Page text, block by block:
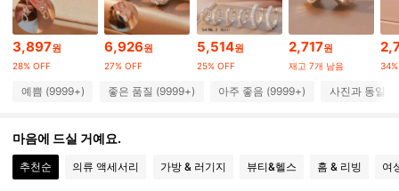
4.93 120K 팔로워
120K 팔로워
3,897원
28% OFF
6,926원
27% OFF
5,514원
25% OFF
2,717원
재고 7개 남음
예쁨 (9999+) 좋은 품질 (9999+) 아주 좋음 (9999+) 사진과 동일
마음에 드실 거예요.
추천순 의류 액세서리 가방 & 러기지 뷰티&헬스 홈 & 리빙 여